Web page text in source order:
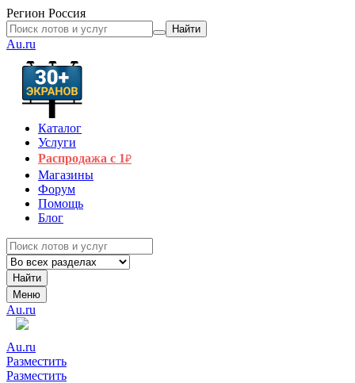
Регион Россия
Найти
Au.ru
Каталог
Услуги
Распродажа с 1₽
Магазины
Форум
Помощь
Блог
Найти
Меню
Au.ru
Au.ru
Разместить
Разместить